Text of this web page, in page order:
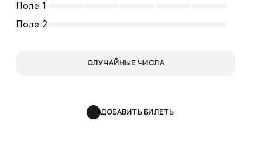
Поле 1
Поле 2
СЛУЧАЙНЫЕ ЧИСЛА
ДОБАВИТЬ БИЛЕТЫ